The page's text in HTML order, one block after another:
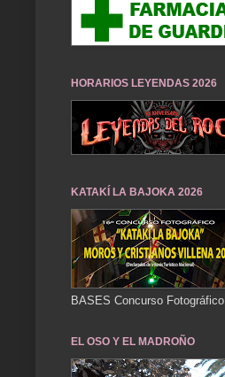
HORARIOS LEYENDAS 2026
KATAKÍ LA BAJOKA 2026
BASES Concurso Fotográfico
EL OSO Y EL MADROÑO